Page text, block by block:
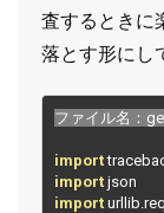
査するときに
落とす形にし
ファイル名：
import
import
import urllib